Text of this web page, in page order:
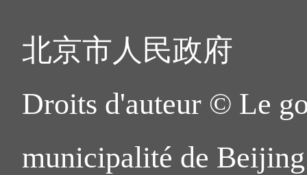
北京市人民政府
Droits d'auteur © Le
municipalité de